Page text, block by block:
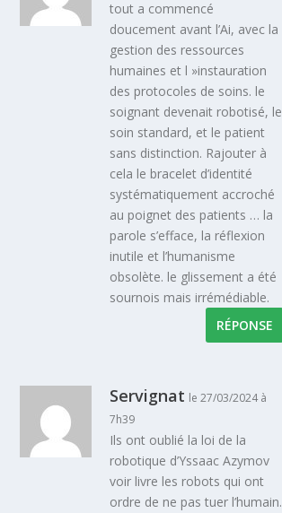
tout a commencé
doucement avant l’Ai, avec la
gestion des ressources
humaines et l »instauration
des protocoles de soins. le
soignant devenait robotisé, le
soin standard, et le patient
sans distinction. Rajouter à
cela le bracelet d’identité
systématiquement accroché
au poignet des patients … la
parole s’efface, la réflexion
inutile et l’humanisme
obsolète. le glissement a été
sournois mais irrémédiable.
RÉPONSE
Servignat le 27/03/2024 à
7h39
Ils ont oublié la loi de la
robotique d’Yssaac Azymov
voir livre les robots qui ont
ordre de ne pas tuer l’humain.